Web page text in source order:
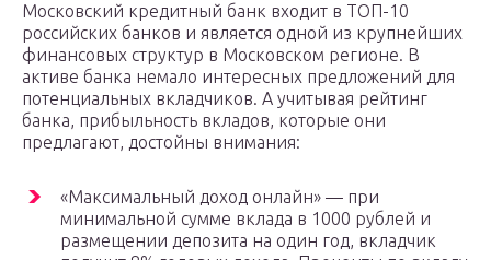
Московский кредитный банк входит в ТОП-10
российских банков и является одной из крупнейших
финансовых структур в Московском регионе. В
активе банка немало интересных предложений для
потенциальных вкладчиков. А учитывая рейтинг
банка, прибыльность вкладов, которые они
предлагают, достойны внимания:
«Максимальный доход онлайн» — при
минимальной сумме вклада в 1000 рублей и
размещении депозита на один год, вкладчик